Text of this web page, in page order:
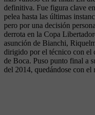
definitiva. Fue figura clave
pelea hasta las últimas
pero por una decisión
derrota en la Copa
asunción de Bianchi,
dirigido por el técnico con el
de Boca. Puso punto final a
del 2014, quedándose con el